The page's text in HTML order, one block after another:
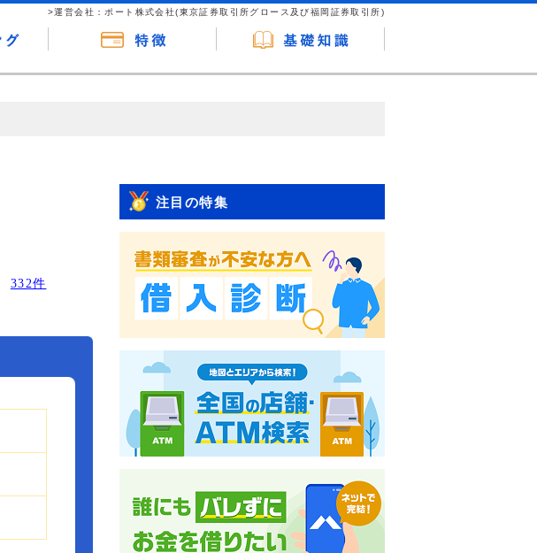
>運営会社：ポート株式会社(東京証券取引所グロース及び福岡証券取引所)
332件
注目の特集